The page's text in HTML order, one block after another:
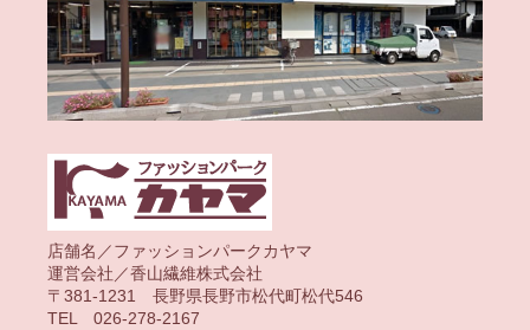
店舗名／ファッションパークカヤマ
運営会社／香山繊維株式会社
〒381-1231 長野県長野市松代町松代546
TEL 026-278-2167